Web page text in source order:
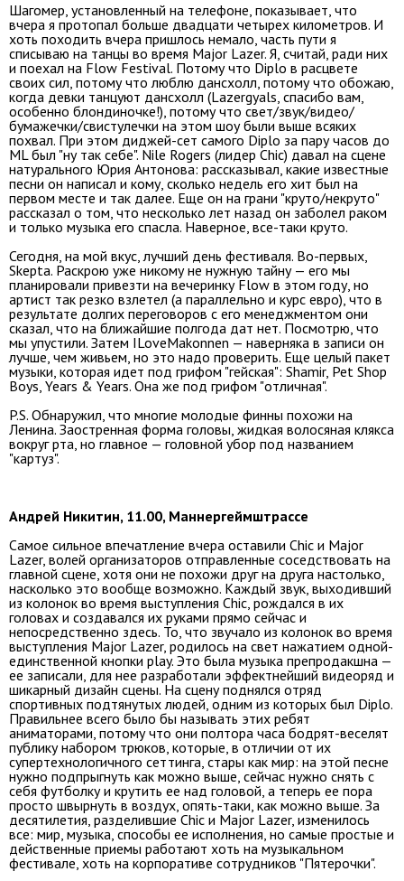
Шагомер, установленный на телефоне, показывает, что
вчера я протопал больше двадцати четырех километров. И
хоть походить вчера пришлось немало, часть пути я
списываю на танцы во время Major Lazer. Я, считай, ради них
и поехал на Flow Festival. Потому что Diplo в расцвете
своих сил, потому что люблю дансхолл, потому что обожаю,
когда девки танцуют дансхолл (Lazergyals, спасибо вам,
особенно блондиночке!), потому что свет/звук/видео/
бумажечки/свистулечки на этом шоу были выше всяких
похвал. При этом диджей-сет самого Diplo за пару часов до
ML был "ну так себе". Nile Rogers (лидер Chic) давал на сцене
натурального Юрия Антонова: рассказывал, какие известные
песни он написал и кому, сколько недель его хит был на
первом месте и так далее. Еще он на грани "круто/некруто"
рассказал о том, что несколько лет назад он заболел раком
и только музыка его спасла. Наверное, все-таки круто.
Сегодня, на мой вкус, лучший день фестиваля. Во-первых,
Skepta. Раскрою уже никому не нужную тайну — его мы
планировали привезти на вечеринку Flow в этом году, но
артист так резко взлетел (а параллельно и курс евро), что в
результате долгих переговоров с его менеджментом они
сказал, что на ближайшие полгода дат нет. Посмотрю, что
мы упустили. Затем ILoveMakonnen — наверняка в записи он
лучше, чем живьем, но это надо проверить. Еще целый пакет
музыки, которая идет под грифом "гейская": Shamir, Pet Shop
Boys, Years & Years. Она же под грифом "отличная".
P.S. Обнаружил, что многие молодые финны похожи на
Ленина. Заостренная форма головы, жидкая волосяная клякса
вокруг рта, но главное — головной убор под названием
"картуз".
Андрей Никитин, 11.00, Маннергеймштрассе
Самое сильное впечатление вчера оставили Chic и Major
Lazer, волей организаторов отправленные соседствовать на
главной сцене, хотя они не похожи друг на друга настолько,
насколько это вообще возможно. Каждый звук, выходивший
из колонок во время выступления Chic, рождался в их
головах и создавался их руками прямо сейчас и
непосредственно здесь. То, что звучало из колонок во время
выступления Major Lazer, родилось на свет нажатием одной-
единственной кнопки play. Это была музыка препродакшна —
ее записали, для нее разработали эффектнейший видеоряд и
шикарный дизайн сцены. На сцену поднялся отряд
спортивных подтянутых людей, одним из которых был Diplo.
Правильнее всего было бы называть этих ребят
аниматорами, потому что они полтора часа бодрят-веселят
публику набором трюков, которые, в отличии от их
супертехнологичного сеттинга, стары как мир: на этой песне
нужно подпрыгнуть как можно выше, сейчас нужно снять с
себя футболку и крутить ее над головой, а теперь ее пора
просто швырнуть в воздух, опять-таки, как можно выше. За
десятилетия, разделившие Chic и Major Lazer, изменилось
все: мир, музыка, способы ее исполнения, но самые простые и
действенные приемы работают хоть на музыкальном
фестивале, хоть на корпоративе сотрудников "Пятерочки".